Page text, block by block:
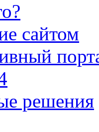
сайтом
решения